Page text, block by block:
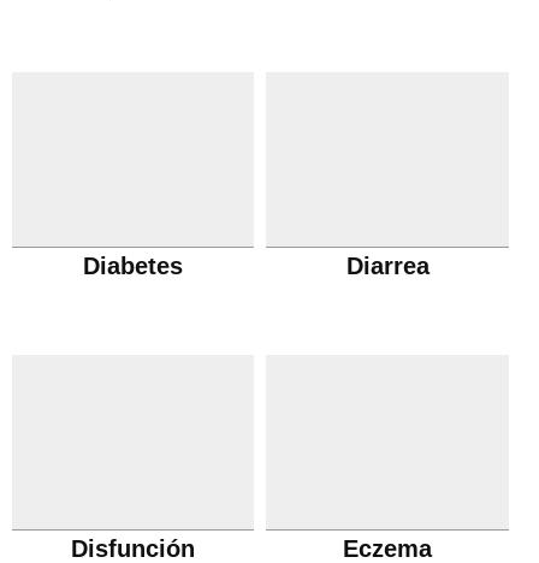
Diabetes Diarrea
Disfunción
Eczema